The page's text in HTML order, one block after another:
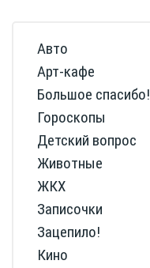
Авто
Арт-кафе
Большое спасибо!
Гороскопы
Детский вопрос
Животные
ЖКХ
Записочки
Зацепило!
Кино